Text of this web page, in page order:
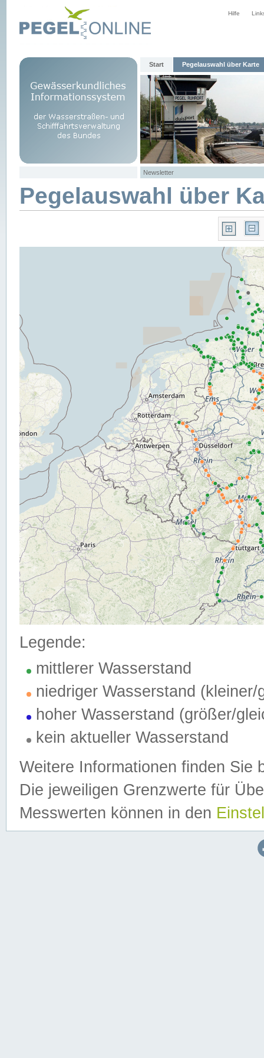
Hilfe
Start Pegelauswahl über Karte
Newsletter
Pegelauswahl über
Legende:
mittlerer Wasserstand
niedriger Wasserstand (kleiner/
hoher Wasserstand (größer/
kein aktueller Wasserstand
Weitere Informationen finden Sie
Die jeweiligen Grenzwerte für
Messwerten können in den